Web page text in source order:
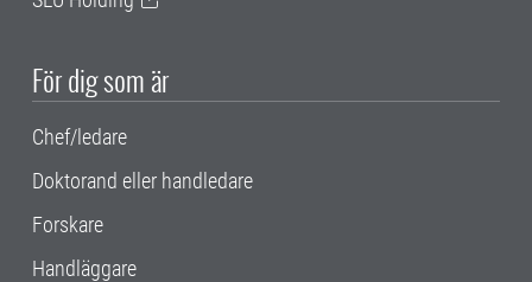
För dig som är
Chef/ledare
Doktorand eller handledare
Forskare
Handläggare